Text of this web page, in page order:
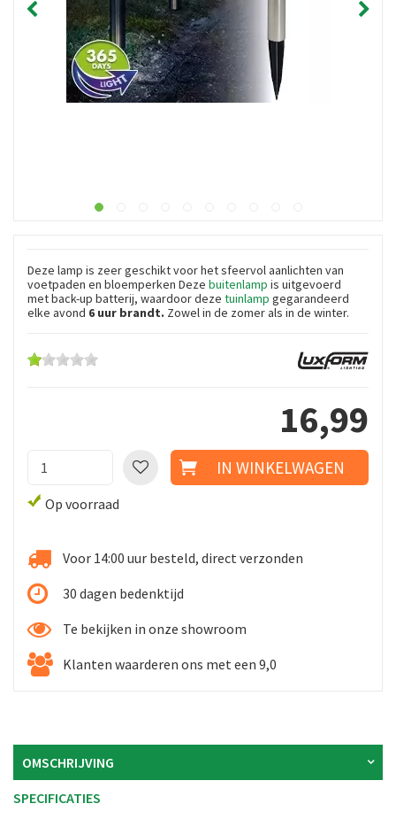
Deze lamp is zeer geschikt voor het sfeervol aanlichten van
voetpaden en bloemperken Deze buitenlamp is uitgevoerd
met back-up batterij, waardoor deze tuinlamp gegarandeerd
elke avond 6 uur brandt. Zowel in de zomer als in de winter.
16,99
Op voorraad
Voor 14:00 uur besteld, direct verzonden
30 dagen bedenktijd
Te bekijken in onze showroom
Klanten waarderen ons met een 9,0
OMSCHRIJVING
SPECIFICATIES